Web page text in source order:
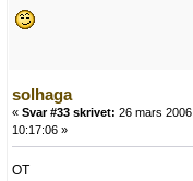
solhaga
« Svar #33 skrivet: 26 mars 2006,
10:17:06 »
OT